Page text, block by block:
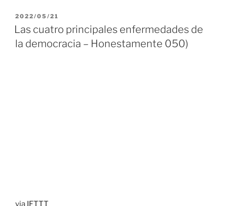
PUBLICADO
EL
2022/05/21
Las cuatro principales enfermedades de
la democracia – Honestamente 050)
via IFTTT